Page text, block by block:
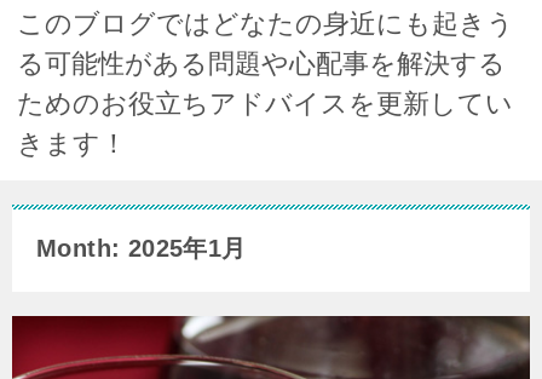
このブログではどなたの身近にも起きう
る可能性がある問題や心配事を解決する
ためのお役立ちアドバイスを更新してい
きます！
Month: 2025年1月